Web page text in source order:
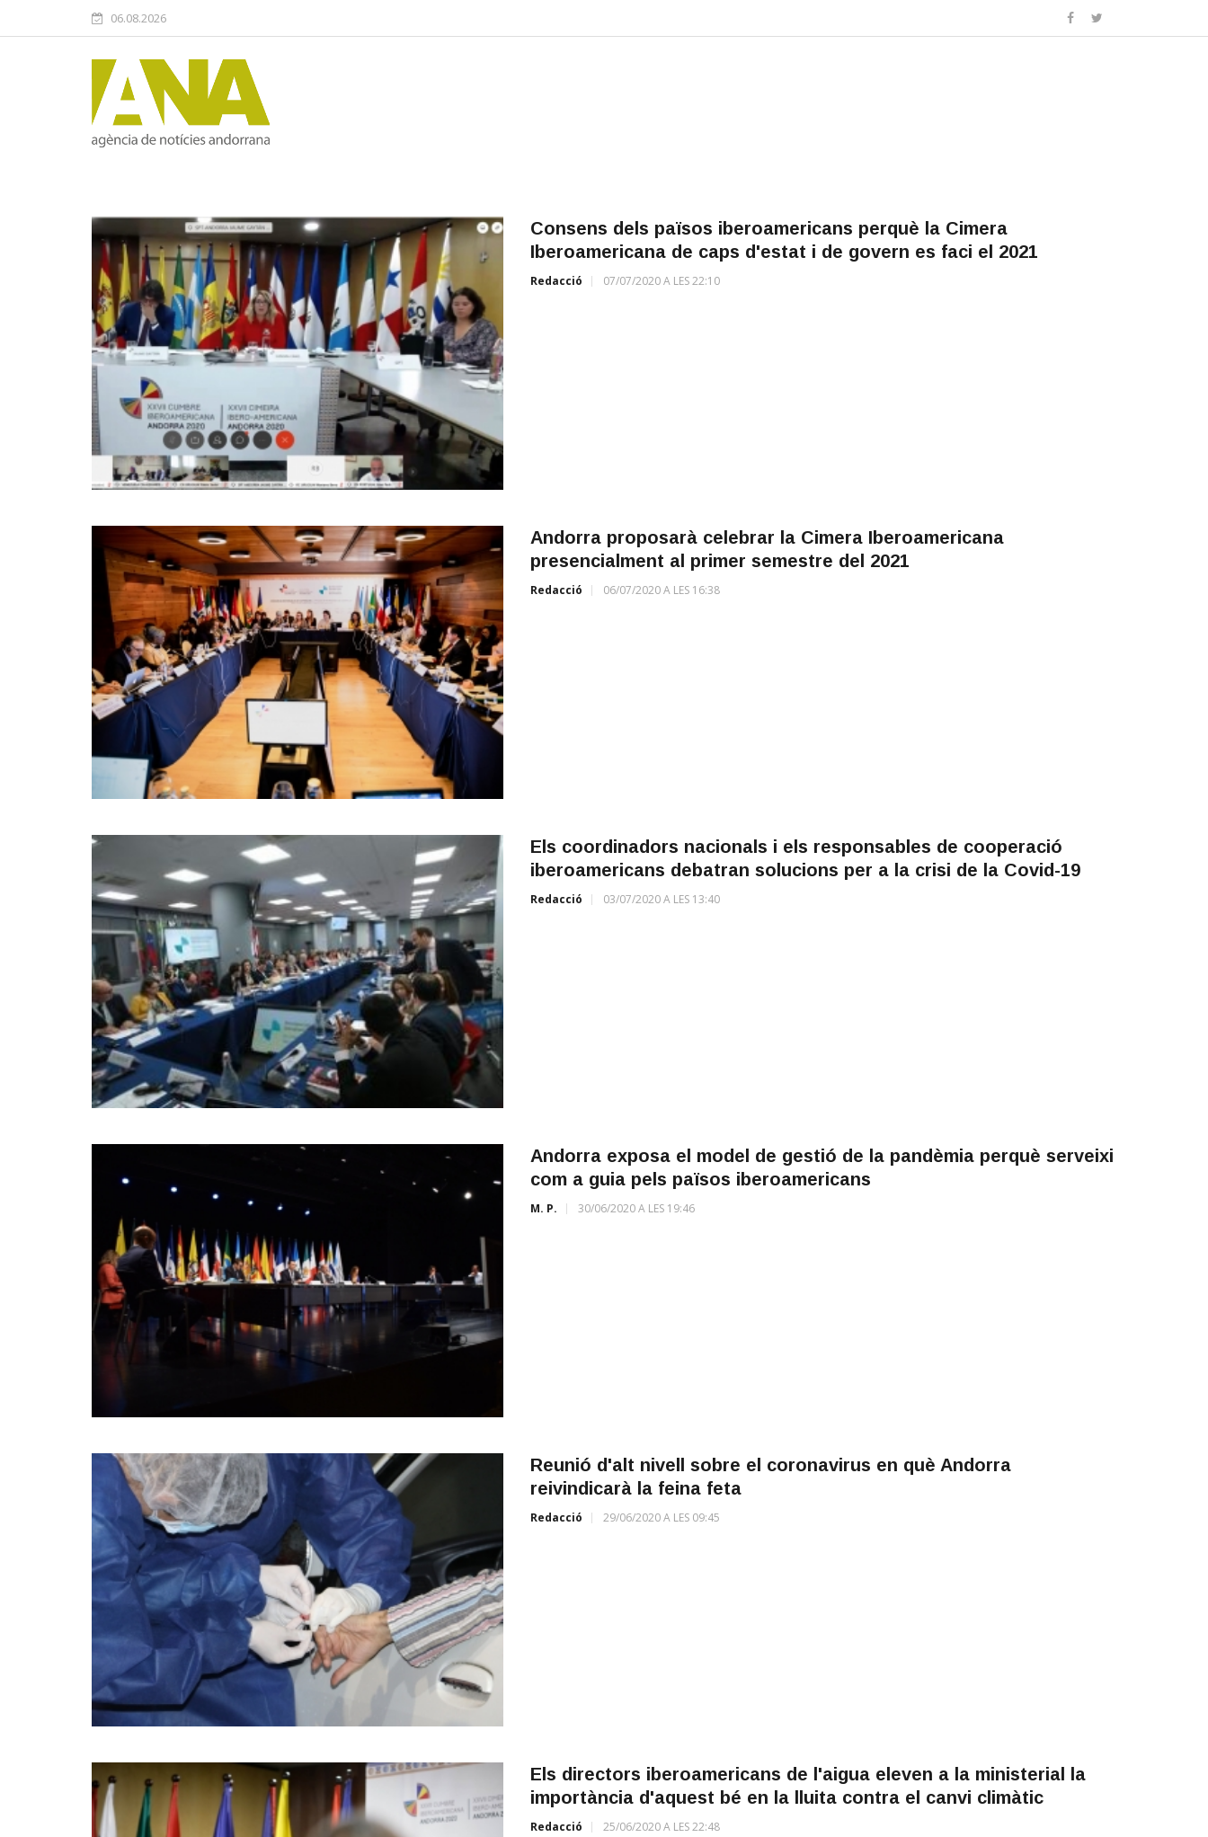
06.08.2026
Consens dels països iberoamericans perquè la Cimera
Iberoamericana de caps d'estat i de govern es faci el 2021
Redacció 07/07/2020 A LES 22:10
Andorra proposarà celebrar la Cimera Iberoamericana
presencialment al primer semestre del 2021
Redacció 06/07/2020 A LES 16:38
Els coordinadors nacionals i els responsables de cooperació
iberoamericans debatran solucions per a la crisi de la Covid-19
Redacció 03/07/2020 A LES 13:40
Andorra exposa el model de gestió de la pandèmia perquè serveixi
com a guia pels països iberoamericans
M. P. 30/06/2020 A LES 19:46
Reunió d'alt nivell sobre el coronavirus en què Andorra
reivindicarà la feina feta
Redacció 29/06/2020 A LES 09:45
Els directors iberoamericans de l'aigua eleven a la ministerial la
importància d'aquest bé en la lluita contra el canvi climàtic
Redacció 25/06/2020 A LES 22:48